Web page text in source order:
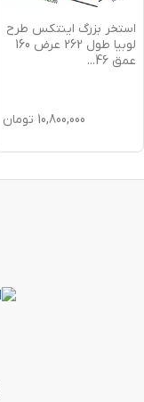
استخر بزرگ اینتکس طرح
لوبیا طول 262 عرض 160
عمق 46
...
10,800,000 تومان